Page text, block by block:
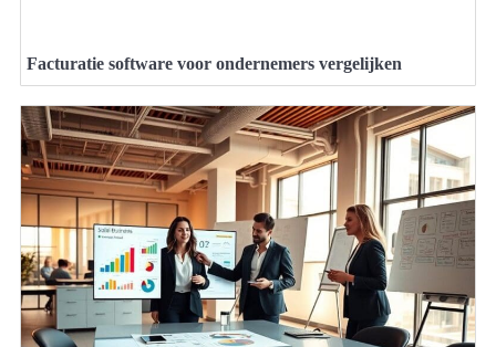
Facturatie software voor ondernemers vergelijken